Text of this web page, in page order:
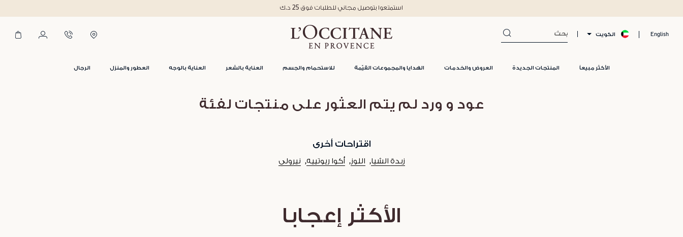
English الكويت
الأكثر مبيعاً المنتجات الجديدة العروض والخدمات الهدايا والمجموعات القيّمة للاستحمام والجسم العناية بالشعر العناية بالوجه العطور والمنزل الرجال
استمتعوا بتوصيل مجاني للطلبات فوق 25 د.ك
عود و ورد لم يتم العثور على منتجات لفئة
اقتراحات أخرى
زبدة الشيا اللوز أكوا ريوتييه نيرولي
الأكثر إعجابا